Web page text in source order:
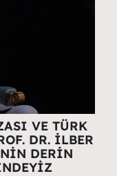
VE TÜRK
DR. İLBER
DERİN